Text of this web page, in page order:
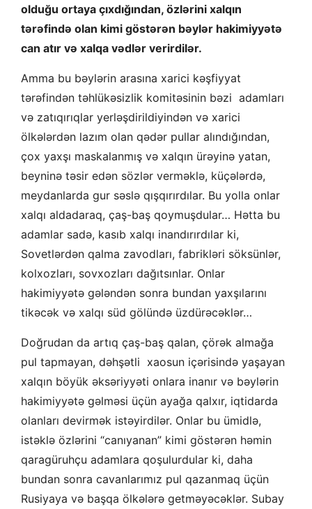
olduğu ortaya çıxdığından, özlərini xalqın
tərəfində olan kimi göstərən bəylər hakimiyyətə
can atır və xalqa vədlər verirdilər.
Amma bu bəylərin arasına xarici kəşfiyyat
tərəfindən təhlükəsizlik komitəsinin bəzi adamları
və zatıqırıqlar yerləşdirildiyindən və xarici
ölkələrdən lazım olan qədər pullar alındığından,
çox yaxşı maskalanmış və xalqın ürəyinə yatan,
beyninə təsir edən sözlər verməklə, küçələrdə,
meydanlarda gur səslə qışqırırdılar. Bu yolla onlar
xalqı aldadaraq, çaş-baş qoymuşdular… Hətta bu
adamlar sadə, kasıb xalqı inandırırdılar ki,
Sovetlərdən qalma zavodları, fabrikləri söksünlər,
kolxozları, sovxozları dağıtsınlar. Onlar
hakimiyyətə gələndən sonra bundan yaxşılarını
tikəcək və xalqı süd gölündə üzdürəcəklər…
Doğrudan da artıq çaş-baş qalan, çörək almağa
pul tapmayan, dəhşətli xaosun içərisində yaşayan
xalqın böyük əksəriyyəti onlara inanır və bəylərin
hakimiyyətə gəlməsi üçün ayağa qalxır, iqtidarda
olanları devirmək istəyirdilər. Onlar bu ümidlə,
istəklə özlərini “canıyanan” kimi göstərən həmin
qaragüruhçu adamlara qoşulurdular ki, daha
bundan sonra cavanlarımız pul qazanmaq üçün
Rusiyaya və başqa ölkələrə getməyəcəklər. Subay